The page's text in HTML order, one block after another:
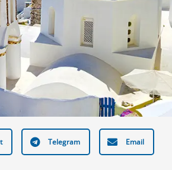
Telegram Email